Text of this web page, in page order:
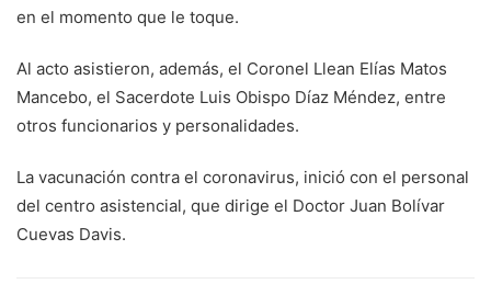
en el momento que le toque.
Al acto asistieron, además, el Coronel Llean Elías Matos
Mancebo, el Sacerdote Luis Obispo Díaz Méndez, entre
otros funcionarios y personalidades.
La vacunación contra el coronavirus, inició con el personal
del centro asistencial, que dirige el Doctor Juan Bolívar
Cuevas Davis.